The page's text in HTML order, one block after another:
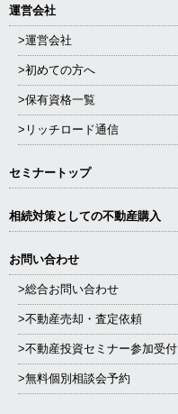
運営会社
>運営会社
>初めての方へ
>保有資格一覧
>リッチロード通信
セミナートップ
相続対策としての不動産購入
お問い合わせ
>総合お問い合わせ
>不動産売却・査定依頼
>不動産投資セミナー参加受付
>無料個別相談会予約